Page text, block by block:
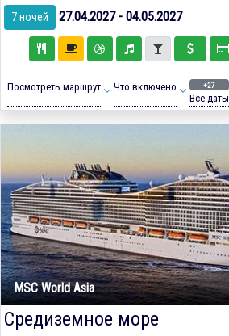
7 ночей 27.04.2027 - 04.05.2027
Посмотреть маршрут Что включено +27
Все даты
MSC World Asia
Средиземное море